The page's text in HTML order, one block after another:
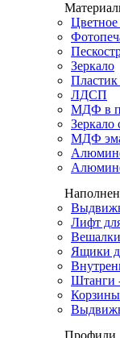
Цветное
Зеркало
ЛДСП
МДФ в
Зеркало
МДФ
Лифт
Ящики
Штанги
Профили